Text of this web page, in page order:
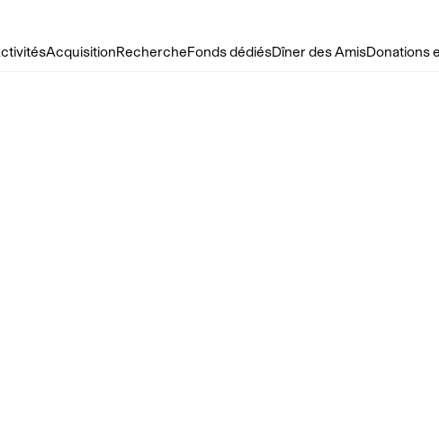
AcquisitionRechercheFonds dédiésDîner des AmisDonations